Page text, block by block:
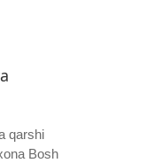
qarshi
Bosh